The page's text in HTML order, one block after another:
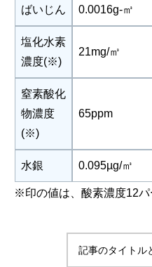
ばいじん 0.0016g-㎥
塩化水素
濃度(※)
21mg/㎥
窒素酸化
物濃度
(※)
65ppm
水銀 0.095µg/㎥
※印の値は、酸素濃度12パ
記事のタイトル